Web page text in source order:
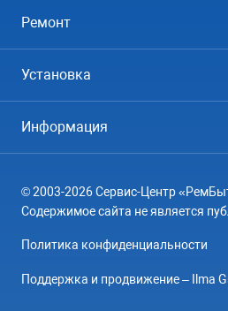
Ремонт
Посудомоечные машины
Кондиционеры
Варочные панели
Электроплиты
Установка
Кондиционеры
Информация
География
© 2003-2026 Сервис-Центр
Содержимое сайта не является
Политика конфиденциальности
Поддержка и продвижение – Ilma